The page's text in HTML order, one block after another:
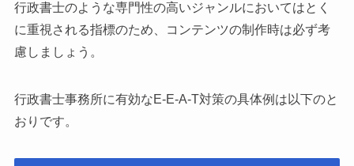
行政書士のような専門性の高いジャンルにおいてはとく
に重視される指標のため、コンテンツの制作時は必ず考
慮しましょう。
行政書士事務所に有効なE-E-A-T対策の具体例は以下のと
おりです。